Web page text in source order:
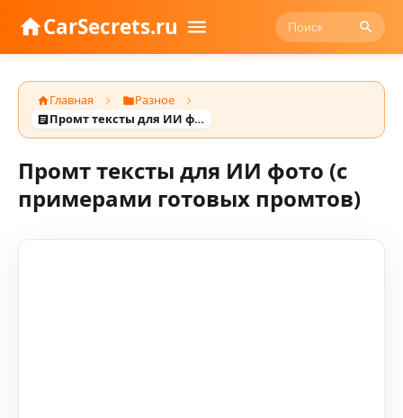
CarSecrets.ru
Главная
Разное
Промт тексты для ИИ фото (с примерами готовых промтов)
Промт тексты для ИИ фото (с
примерами готовых промтов)